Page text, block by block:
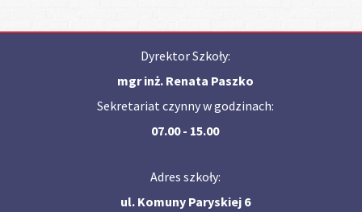
Dyrektor Szkoły:
mgr inż. Renata Paszko
Sekretariat czynny w godzinach:
07.00 - 15.00
Adres szkoły:
ul. Komuny Paryskiej 6